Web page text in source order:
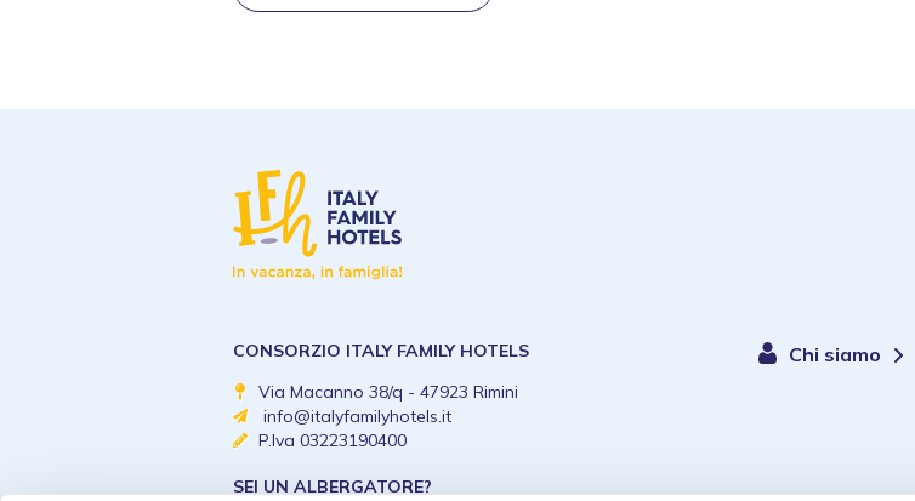
Chi siamo
CONSORZIO ITALY FAMILY HOTELS
Via Macanno 38/q - 47923 Rimini
info@italyfamilyhotels.it
P.Iva 03223190400
SEI UN ALBERGATORE?